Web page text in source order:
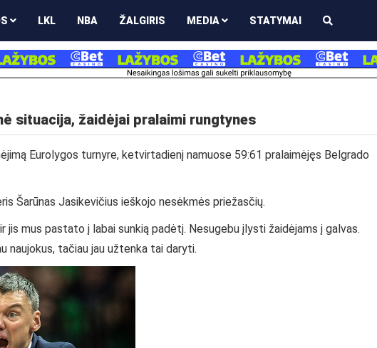
LKL NBA ŽALGIRIS MEDIA STATYMAI
situacija, žaidėjai pralaimi rungtynes
Eurolygos turnyre, ketvirtadienį namuose 59:61 pralaimėjęs Belgrado
Šarūnas Jasikevičius ieškojo nesėkmės priežasčių.
jis mus pastato į labai sunkią padėtį. Nesugebu įlysti žaidėjams į galvas.
naujokus, tačiau jau užtenka tai daryti.